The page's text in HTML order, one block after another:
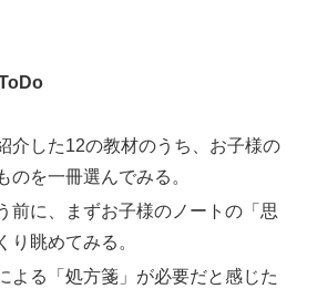
介した12の教材のうち、お子様の
のを一冊選んでみる。
前に、まずお子様のノートの「思
り眺めてみる。
よる「処方箋」が必要だと感じた